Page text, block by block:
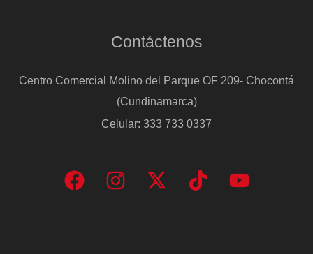
Contáctenos
Centro Comercial Molino del Parque OF 209- Chocontá
(Cundinamarca)
Celular: 333 733 0337